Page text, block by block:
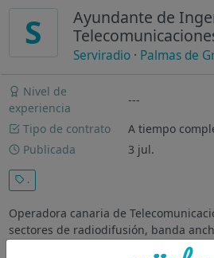
S
Ayundante de
Serviradio · Palmas de
Nivel de
experiencia
---
Tipo de contrato
A tiempo
Publicada
3 jul.
.
Operadora canaria de
sectores de radiodifusión, banda
instalación de infraestructuras y